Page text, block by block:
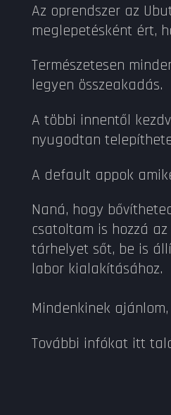
Az oprendszer az
meglepetésként ért,
Természetesen
legyen összeakadás.
A többi innentől
nyugodtan
A default appok
Naná, hogy
csatoltam is hozzá
tárhelyet sőt, be is
labor kialakításához.
Mindenkinek
További infókat itt